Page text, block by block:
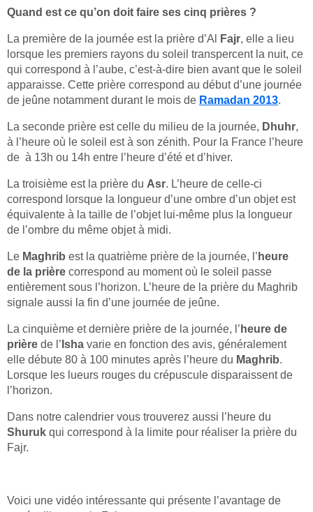
Quand est ce qu’on doit faire ses cinq prières ?
La première de la journée est la prière d’Al Fajr, elle a lieu
lorsque les premiers rayons du soleil transpercent la nuit, ce
qui correspond à l’aube, c’est-à-dire bien avant que le soleil
apparaisse. Cette prière correspond au début d’une journée
de jeûne notamment durant le mois de Ramadan 2013.
La seconde prière est celle du milieu de la journée, Dhuhr,
à l’heure où le soleil est à son zénith. Pour la France l’heure
de à 13h ou 14h entre l’heure d’été et d’hiver.
La troisième est la prière du Asr. L’heure de celle-ci
correspond lorsque la longueur d’une ombre d’un objet est
équivalente à la taille de l’objet lui-même plus la longueur
de l’ombre du même objet à midi.
Le Maghrib est la quatrième prière de la journée, l’ heure
de la prière correspond au moment où le soleil passe
entièrement sous l’horizon. L’heure de la prière du Maghrib
signale aussi la fin d’une journée de jeûne.
La cinquième et dernière prière de la journée, l’ heure de
prière de l’ Isha varie en fonction des avis, généralement
elle débute 80 à 100 minutes après l’heure du Maghrib.
Lorsque les lueurs rouges du crépuscule disparaissent de
l’horizon.
Dans notre calendrier vous trouverez aussi l’heure du
Shuruk qui correspond à la limite pour réaliser la prière du
Fajr.
Voici une vidéo intéressante qui présente l’avantage de